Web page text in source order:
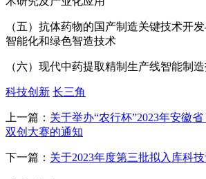
（五）抗体药物的国产制造关键技术开
智能化和绿色智造技术
（六）现代中药提取精制生产线智能制
科技创新 长三角
上一篇： 关于举办“农行杯”2023年安徽
双创大赛的通知
下一篇： 关于2023年度第三批拟入库科